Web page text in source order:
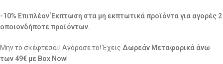
-10% Επιπλέον Έκπτωση στα μη εκπτωτικά προϊόντα για αγορές 2
οποιονδήποτε προϊόντων.
Μην το σκέφτεσαι! Αγόρασε το! Έχεις Δωρεάν Μεταφορικά άνω
των 49€ με Box Now!